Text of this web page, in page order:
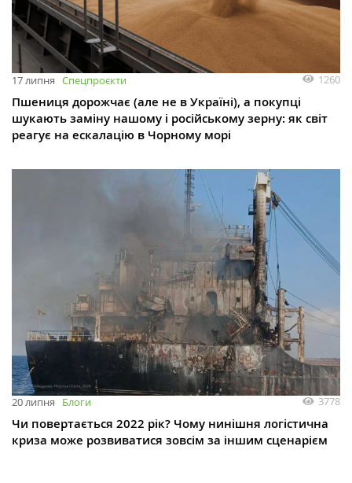
17 липня Спецпроєкти 1260
Пшениця дорожчає (але не в Україні), а покупці
шукають заміну нашому і російському зерну: як світ
реагує на ескалацію в Чорному морі
20 липня Блоги 3778
Чи повертається 2022 рік? Чому нинішня логістична
криза може розвиватися зовсім за іншим сценарієм